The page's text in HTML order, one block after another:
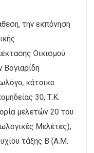
την εκπόνηση
Οικισμού
Βογιαρίδη
κάτοικο
30, Τ.Κ.
μελετών 20 του
Μελέτες),
τάξης Β (Α.Μ.